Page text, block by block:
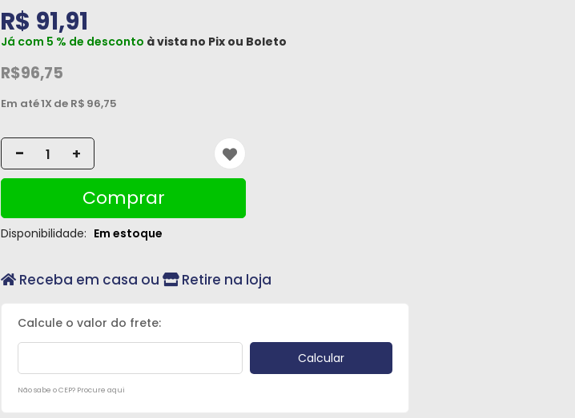
R$ 91,91
Já com 5 % de desconto à vista no Pix ou Boleto
R$96,75
Em até1X de R$ 96,75
- +
Comprar
Disponibilidade: Em estoque
Receba em casa ou Retire na loja
Não sabe o CEP? Procure aqui